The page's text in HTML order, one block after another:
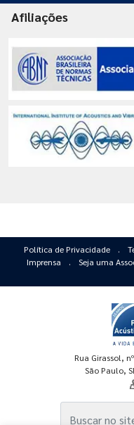
Afiliações
Política de Privacidade .
Imprensa
. Seja uma
Rua Girassol,
São Paulo,